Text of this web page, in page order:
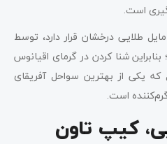
است.
طلایی درخشان قرار دارد، توسط
شنا کردن در گرمای اقیانوس
یکی از بهترین سواحل آفریقای
است.